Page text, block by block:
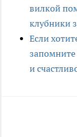
вилкой
клубники
Если
и